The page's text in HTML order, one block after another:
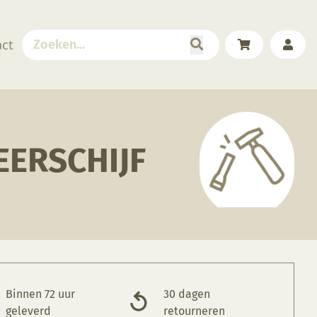
Binnen 72 uur
geleverd
30 dagen
retourneren